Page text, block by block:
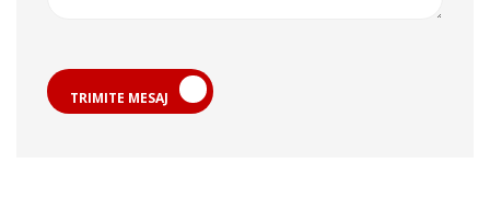
TRIMITE MESAJ